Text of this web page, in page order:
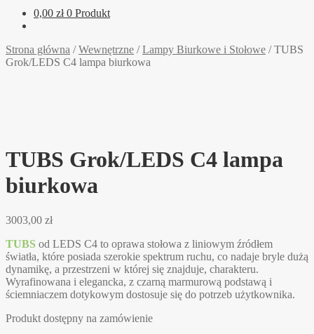
0,00 zł 0 Produkt
Strona główna /Wewnętrzne /Lampy Biurkowe i Stołowe /TUBS
Grok/LEDS C4 lampa biurkowa
TUBS Grok/LEDS C4 lampa
biurkowa
3003,00 zł
TUBS od LEDS C4 to oprawa stołowa z liniowym źródłem
światła, które posiada szerokie spektrum ruchu, co nadaje bryle dużą
dynamikę, a przestrzeni w której się znajduje, charakteru.
Wyrafinowana i elegancka, z czarną marmurową podstawą i
ściemniaczem dotykowym dostosuje się do potrzeb użytkownika.
Produkt dostępny na zamówienie